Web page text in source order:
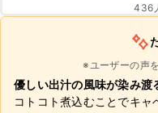
436
※ユーザーの声
優しい出汁の風味が染み渡
コトコト煮込むことでキ